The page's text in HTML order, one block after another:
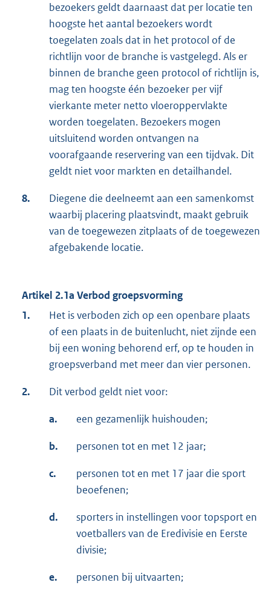
bezoekers geldt daarnaast dat per locatie ten
hoogste het aantal bezoekers wordt
toegelaten zoals dat in het protocol of de
richtlijn voor de branche is vastgelegd. Als er
binnen de branche geen protocol of richtlijn is,
mag ten hoogste één bezoeker per vijf
vierkante meter netto vloeroppervlakte
worden toegelaten. Bezoekers mogen
uitsluitend worden ontvangen na
voorafgaande reservering van een tijdvak. Dit
geldt niet voor markten en detailhandel.
8.
Diegene die deelneemt aan een samenkomst
waarbij placering plaatsvindt, maakt gebruik
van de toegewezen zitplaats of de toegewezen
afgebakende locatie.
Artikel 2.1a Verbod groepsvorming
1.
Het is verboden zich op een openbare plaats
of een plaats in de buitenlucht, niet zijnde een
bij een woning behorend erf, op te houden in
groepsverband met meer dan vier personen.
2. Dit verbod geldt niet voor:
a. een gezamenlijk huishouden;
b. personen tot en met 12 jaar;
c.
personen tot en met 17 jaar die sport
beoefenen;
d.
sporters in instellingen voor topsport en
voetballers van de Eredivisie en Eerste
divisie;
e. personen bij uitvaarten;